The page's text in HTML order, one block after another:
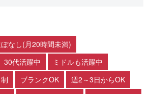
なし(月20時間未満)
30代活躍中
ミドルも活躍中
ブランクOK
週2～3日からOK